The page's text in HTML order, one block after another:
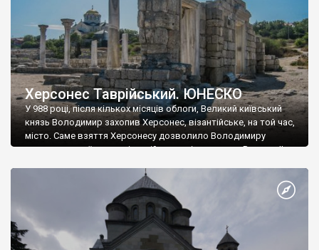
Херсонес Таврійський. ЮНЕСКО
У 988 році, після кількох місяців облоги, Великий київський
князь Володимир захопив Херсонес, візантійське, на той час,
місто. Саме взяття Херсонесу дозволило Володимиру
диктувати свої умови візантійському імператору Василю ІІ, та
Херсонесі Володимир-язичник, став Василем-християнином.
А потім було Хрещення Русі. На честь Херсонесу Таврійського